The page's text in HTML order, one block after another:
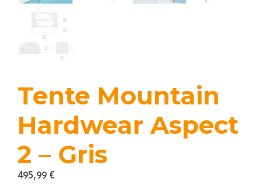
Tente Mountain
Hardwear Aspect
2 – Gris
495,99€